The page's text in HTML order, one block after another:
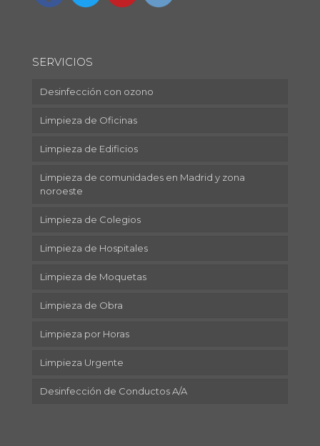
SERVICIOS
Desinfección con ozono
Limpieza de Oficinas
Limpieza de Edificios
Limpieza de comunidades en Madrid y zona
noroeste
Limpieza de Colegios
Limpieza de Hospitales
Limpieza de Moquetas
Limpieza de Obra
Limpieza por Horas
Limpieza Urgente
Desinfección de Conductos A/A